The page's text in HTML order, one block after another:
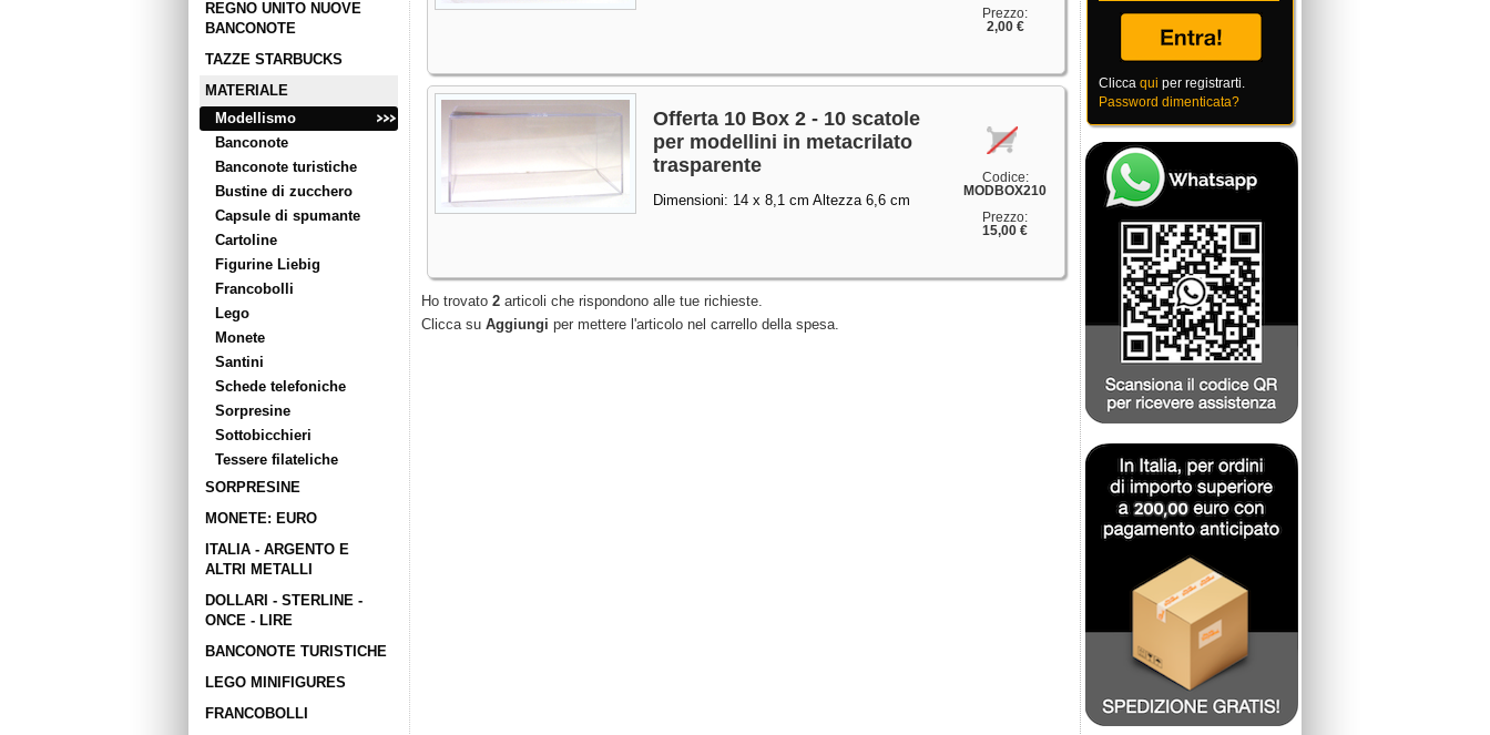
REGNO UNITO NUOVE
BANCONOTE
TAZZE STARBUCKS
MATERIALE
Modellismo
Banconote
Banconote turistiche
Bustine di zucchero
Capsule di spumante
Cartoline
Figurine Liebig
Francobolli
Lego
Monete
Santini
Schede telefoniche
Sorpresine
Sottobicchieri
Tessere filateliche
SORPRESINE
MONETE: EURO
ITALIA - ARGENTO E
ALTRI METALLI
DOLLARI - STERLINE -
ONCE - LIRE
BANCONOTE TURISTICHE
LEGO MINIFIGURES
FRANCOBOLLI
Prezzo:
2,00 €
Codice:
MODBOX210
Prezzo:
15,00 €
Offerta 10 Box 2 - 10 scatole
per modellini in metacrilato
trasparente
Dimensioni: 14 x 8,1 cm Altezza 6,6 cm
Ho trovato 2 articoli che rispondono alle tue richieste.
Clicca su Aggiungi per mettere l'articolo nel carrello della spesa.
Clicca qui per registrarti.
Password dimenticata?